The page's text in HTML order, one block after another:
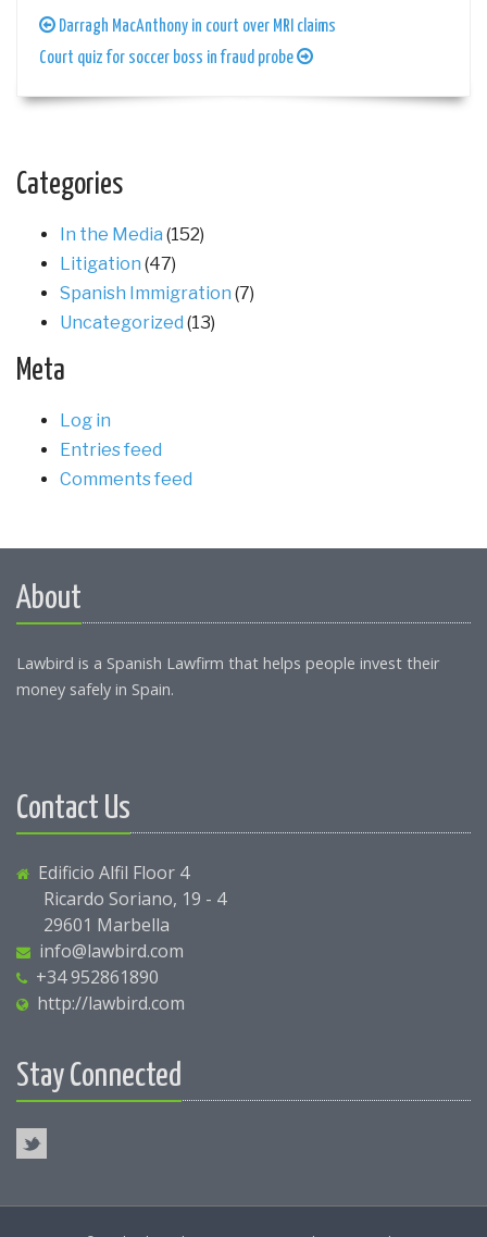
Darragh MacAnthony in court over MRI claims
Court quiz for soccer boss in fraud probe
Categories
In the Media (152)
Litigation (47)
Spanish Immigration (7)
Uncategorized (13)
Meta
Log in
Entries feed
Comments feed
About
Lawbird is a Spanish Lawfirm that helps people invest their
money safely in Spain.
Contact Us
Edificio Alfil Floor 4
Ricardo Soriano, 19 - 4
29601 Marbella
info@lawbird.com
+34 952861890
http://lawbird.com
Stay Connected